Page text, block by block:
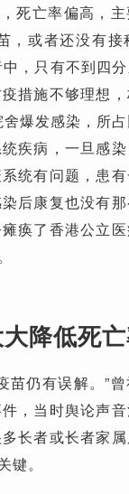
死亡率偏高，
，或者还没有接
，只有不到四
措施不够理想
爆发感染，所
疾病，一旦感染
统有问题，患
后康复也没有
痪了香港公立
降低死
仍有误解。”
，当时舆论声
长者或长者家
。